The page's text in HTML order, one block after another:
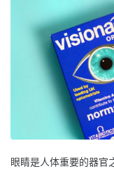
眼睛是人体重要的器官